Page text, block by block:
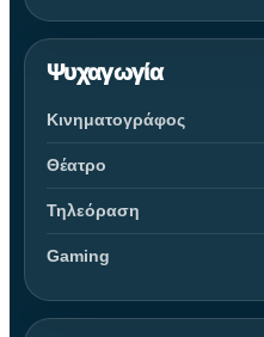
Ψυχαγωγία
Κινηματογράφος
Θέατρο
Τηλεόραση
Gaming